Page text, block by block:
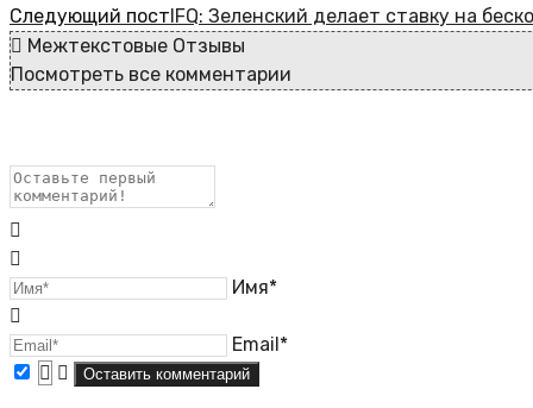
Следующий постIFQ: Зеленский делает ставку на
Межтекстовые Отзывы
Посмотреть все комментарии
Имя*
Email*